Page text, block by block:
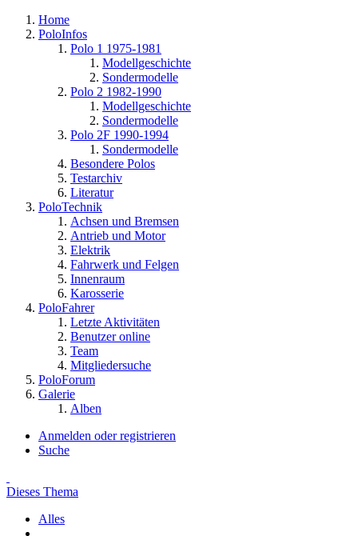
Home
PoloInfos
Polo 1 1975-1981
Modellgeschichte
Sondermodelle
Polo 2 1982-1990
Modellgeschichte
Sondermodelle
Polo 2F 1990-1994
Sondermodelle
Besondere Polos
Testarchiv
Literatur
PoloTechnik
Achsen und Bremsen
Antrieb und Motor
Elektrik
Fahrwerk und Felgen
Innenraum
Karosserie
PoloFahrer
Letzte Aktivitäten
Benutzer online
Team
Mitgliedersuche
PoloForum
Galerie
Alben
Anmelden oder registrieren
Suche
Dieses Thema
Alles